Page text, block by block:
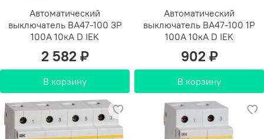
Автоматический
выключатель ВА47-100 3Р
100А 10кА D IEK
2 582 ₽
В корзину
Автоматический
выключатель ВА47-100 1Р
100А 10кА D IEK
902 ₽
В корзину